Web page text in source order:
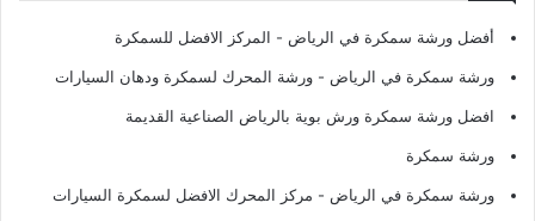
أفضل ورشة سمكرة في الرياض - المركز الافضل للسمكرة
ورشة سمكرة في الرياض - ورشة المحرك لسمكرة ودهان السيارات
افضل ورشة سمكرة ورش بوية بالرياض الصناعية القديمة
ورشة سمكرة
ورشة سمكرة في الرياض - مركز المحرك الافضل لسمكرة السيارات